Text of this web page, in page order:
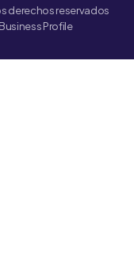
derechos reservados
Profile